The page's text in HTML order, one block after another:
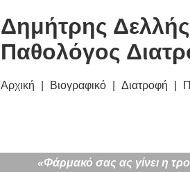
Δημήτρης
Παθολόγος
Αρχική Βιογραφικό Διατροφή
«Φάρμακό σας ας γίνει η